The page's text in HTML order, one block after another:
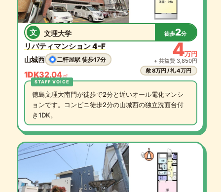
文 文理大学 徒歩2分
リバティマンション 4-F
山城西 二軒屋駅 徒歩17分
1DK32.04㎡
4万円
+ 共益費 3,850円
敷 8万円 / 礼 4万円
徳島文理大南門が徒歩で2分と近いオール電化マンシ
ョンです。コンビニ徒歩2分の山城西の独立洗面台付
き1DK。